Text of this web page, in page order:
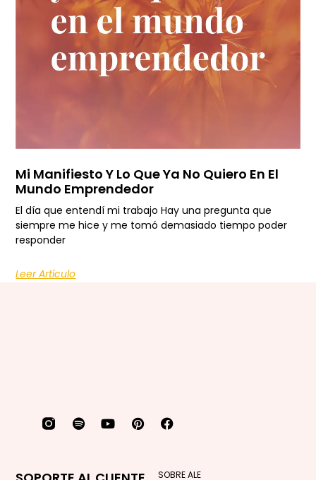
Mi Manifiesto Y Lo Que Ya No Quiero En El
Mundo Emprendedor
El día que entendí mi trabajo Hay una pregunta que
siempre me hice y me tomó demasiado tiempo poder
responder
Leer Artículo
SOBRE ALE